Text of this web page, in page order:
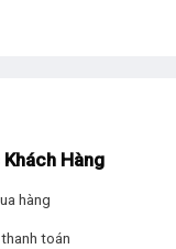
Hàng
hàng
toán